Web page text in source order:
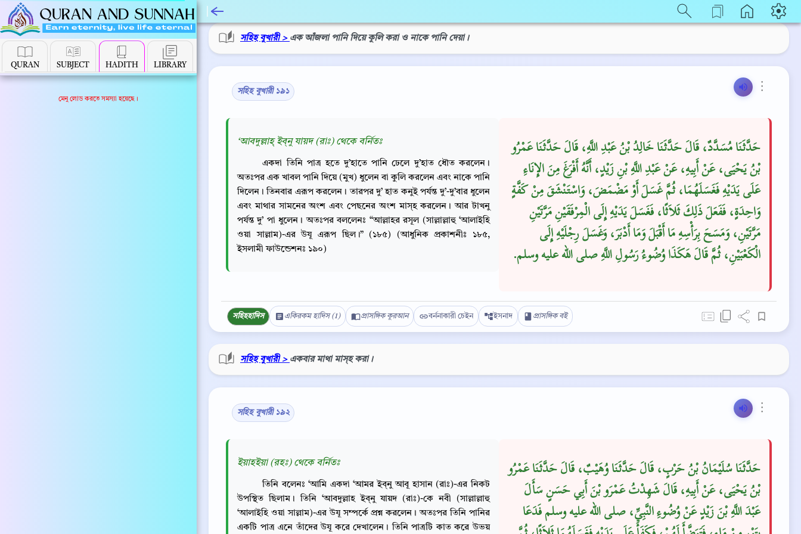
QURAN SUBJECT HADITH LIBRARY
মেনু লোড করতে সমস্যা হয়েছে।
সহিহ বুখারী > এক আঁজলা পানি দিয়ে কুলি করা ও নাকে পানি দেয়া।
⋮
সহিহ বুখারী ১৯১
حَدَّثَنَا مُسَدَّدٌ، قَالَ حَدَّثَنَا خَالِدُ بْنُ عَبْدِ اللَّهِ، قَالَ حَدَّثَنَا عَمْرُو
بْنُ يَحْيَى، عَنْ أَبِيهِ، عَنْ عَبْدِ اللَّهِ بْنِ زَيْدٍ، أَنَّهُ أَفْرَغَ مِنَ الإِنَاءِ
عَلَى يَدَيْهِ فَغَسَلَهُمَا، ثُمَّ غَسَلَ أَوْ مَضْمَضَ، وَاسْتَنْشَقَ مِنْ كَفَّةٍ
وَاحِدَةٍ، فَفَعَلَ ذَلِكَ ثَلاَثًا، فَغَسَلَ يَدَيْهِ إِلَى الْمِرْفَقَيْنِ مَرَّتَيْنِ
مَرَّتَيْنِ، وَمَسَحَ بِرَأْسِهِ مَا أَقْبَلَ وَمَا أَدْبَرَ، وَغَسَلَ رِجْلَيْهِ إِلَى
الْكَعْبَيْنِ، ثُمَّ قَالَ هَكَذَا وُضُوءُ رَسُولِ اللَّهِ صلى الله عليه وسلم‏.‏
‘আবদুল্লাহ্‌ ইব্‌নু যায়দ (রাঃ) থেকে বর্নিতঃ
একদা তিনি পাত্র হতে দু’হাতে পানি ঢেলে দু’হাত ধৌত করলেন।
অতঃপর এক খাবল পানি দিয়ে (মুখ) ধুলেন বা কুলি করলেন এবং নাকে পানি
দিলেন। তিনবার এরূপ করলেন। তারপর দু’ হাত কনুই পর্যন্ত দু’-দু’বার ধুলেন
এবং মাথার সামনের অংশ এবং পেছনের অংশ মাস্‌হ করলেন। আর টাখনু
পর্যন্ত দু’ পা ধুলেন। অতঃপর বললেনঃ “আল্লাহর রসূল (সাল্লাল্লাহু ‘আলাইহি
ওয়া সাল্লাম)-এর উযূ এরূপ ছিল।” (১৮৫) (আধুনিক প্রকাশনীঃ ১৮৫,
ইসলামী ফাউন্ডেশনঃ ১৯০)
সহিহহাদিস একিরকম হাদিস (1) প্রাসঙ্গিক কুরআন বর্ননাকারী চেইন ইসনাদ প্রাসঙ্গিক বই
সহিহ বুখারী > একবার মাথা মাস্‌হ করা।
⋮
সহিহ বুখারী ১৯২
حَدَّثَنَا سُلَيْمَانُ بْنُ حَرْبٍ، قَالَ حَدَّثَنَا وُهَيْبٌ، قَالَ حَدَّثَنَا عَمْرُو
بْنُ يَحْيَى، عَنْ أَبِيهِ، قَالَ شَهِدْتُ عَمْرَو بْنَ أَبِي حَسَنٍ سَأَلَ
عَبْدَ اللَّهِ بْنَ زَيْدٍ عَنْ وُضُوءِ النَّبِيِّ، صلى الله عليه وسلم فَدَعَا
ইয়াহইয়া (রহঃ) থেকে বর্নিতঃ
তিনি বলেনঃ ‘আমি একদা ‘আমর ইব্‌নু আবূ হাসান (রাঃ)-এর নিকট
উপস্থিত ছিলাম। তিনি ‘আবদুল্লাহ ইব্‌নু যায়দ (রাঃ)-কে নবী (সাল্লাল্লাহু
‘আলাইহি ওয়া সাল্লাম)-এর উযূ সম্পর্কে প্রশ্ন করলেন। অতঃপর তিনি পানির
একটি পাত্র এনে তাঁদের উযূ করে দেখালেন। তিনি পাত্রটি কাত করে উভয়